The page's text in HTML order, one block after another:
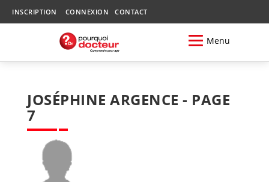
INSCRIPTION CONNEXION CONTACT
Menu
JOSÉPHINE ARGENCE - PAGE
7